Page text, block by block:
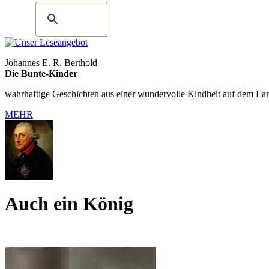
Johannes E. R. Berthold
Die Bunte-Kinder
wahrhaftige Geschichten aus einer wundervolle Kindheit auf dem
MEHR
Auch ein König